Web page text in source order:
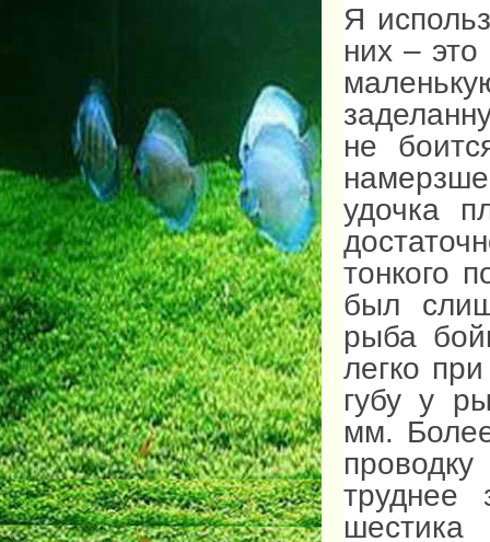
Я
них –
не
удочка
тонкого
был
рыба
легко
губу у
мм.
труднее